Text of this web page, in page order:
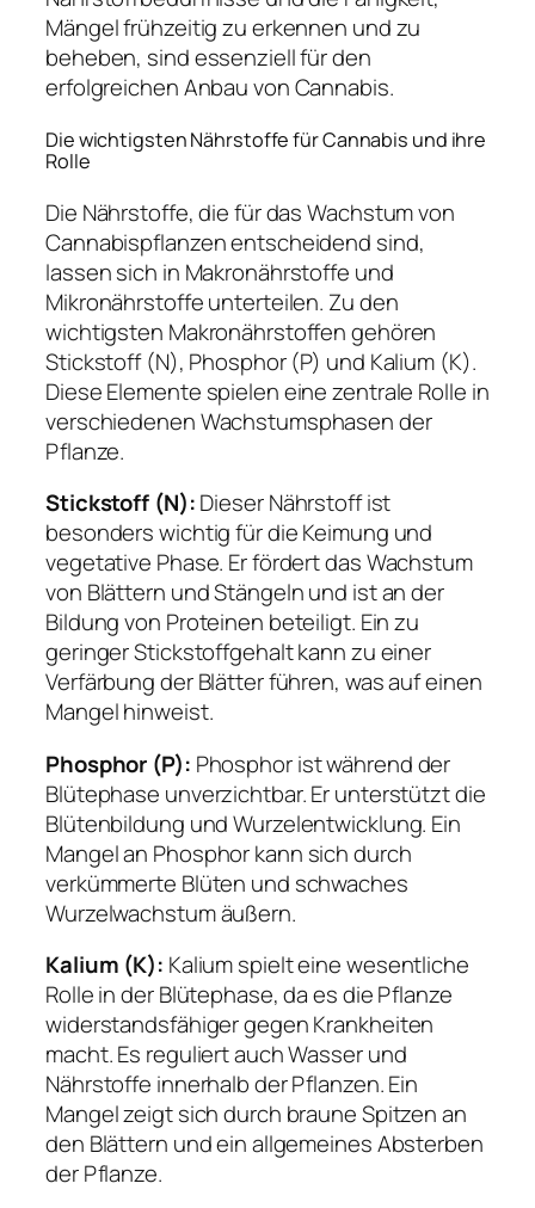
Mängel frühzeitig zu erkennen und zu
beheben, sind essenziell für den
erfolgreichen Anbau von Cannabis.
Die wichtigsten Nährstoffe für Cannabis und ihre
Rolle
Die Nährstoffe, die für das Wachstum von
Cannabispflanzen entscheidend sind,
lassen sich in Makronährstoffe und
Mikronährstoffe unterteilen. Zu den
wichtigsten Makronährstoffen gehören
Stickstoff (N), Phosphor (P) und Kalium (K).
Diese Elemente spielen eine zentrale Rolle in
verschiedenen Wachstumsphasen der
Pflanze.
Stickstoff (N):Dieser Nährstoff ist
besonders wichtig für die Keimung und
vegetative Phase. Er fördert das Wachstum
von Blättern und Stängeln und ist an der
Bildung von Proteinen beteiligt. Ein zu
geringer Stickstoffgehalt kann zu einer
Verfärbung der Blätter führen, was auf einen
Mangel hinweist.
Phosphor (P): Phosphor ist während der
Blütephase unverzichtbar. Er unterstützt die
Blütenbildung und Wurzelentwicklung. Ein
Mangel an Phosphor kann sich durch
verkümmerte Blüten und schwaches
Wurzelwachstum äußern.
Kalium (K): Kalium spielt eine wesentliche
Rolle in der Blütephase, da es die Pflanze
widerstandsfähiger gegen Krankheiten
macht. Es reguliert auch Wasser und
Nährstoffe innerhalb der Pflanzen. Ein
Mangel zeigt sich durch braune Spitzen an
den Blättern und ein allgemeines Absterben
der Pflanze.